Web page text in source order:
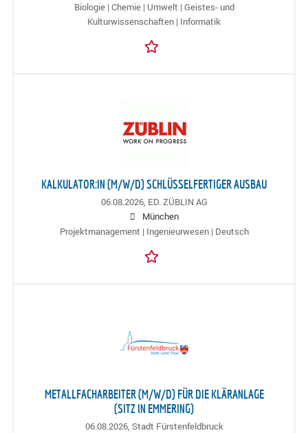
Biologie | Chemie | Umwelt | Geistes- und
Kulturwissenschaften | Informatik
KALKULATOR:IN (M/W/D) SCHLÜSSELFERTIGER AUSBAU
06.08.2026, ED. ZÜBLIN AG
München
Projektmanagement | Ingenieurwesen | Deutsch
METALLFACHARBEITER (M/W/D) FÜR DIE KLÄRANLAGE
(SITZ IN EMMERING)
06.08.2026, Stadt Fürstenfeldbruck